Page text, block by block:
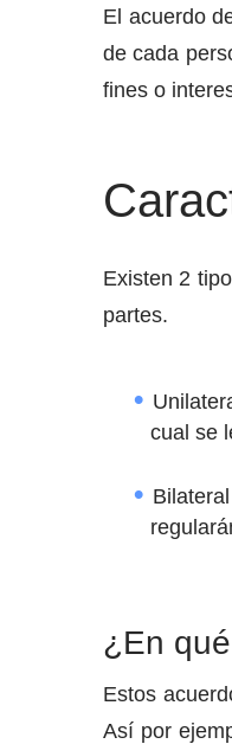
El acuerdo
de cada
fines o
Existen 2
partes.
cual se
¿En
Estos
Así por